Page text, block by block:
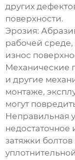
других
поверхности.
Эрозия:
рабочей среде,
износ
Механические
и другие
монтаже,
могут
Неправильная
затяжки